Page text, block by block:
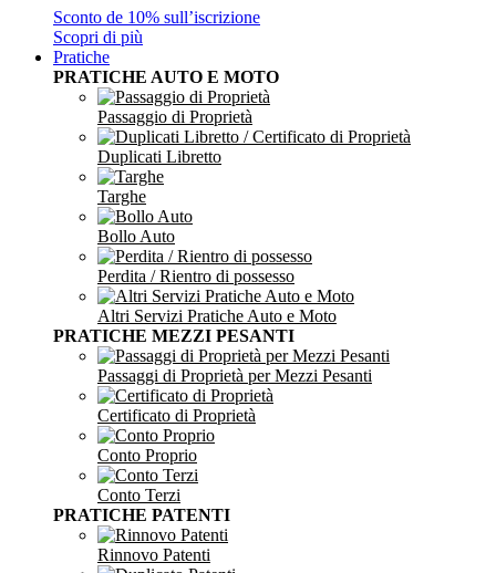
Sconto de 10% sull’iscrizione
Scopri di più
Pratiche
PRATICHE AUTO E MOTO
Passaggio di Proprietà
Duplicati Libretto
Targhe
Bollo Auto
Perdita / Rientro di possesso
Altri Servizi Pratiche Auto e Moto
PRATICHE MEZZI PESANTI
Passaggi di Proprietà per Mezzi Pesanti
Certificato di Proprietà
Conto Proprio
Conto Terzi
PRATICHE PATENTI
Rinnovo Patenti